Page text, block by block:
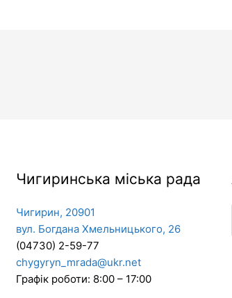
Чигиринська міська рада
Чигирин, 20901
вул. Богдана Хмельницького, 26
(04730) 2-59-77
chygyryn_mrada@ukr.net
Графік роботи: 8:00 – 17:00